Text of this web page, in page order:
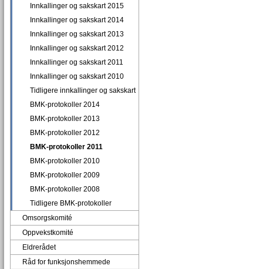
Innkallinger og sakskart 2015
Innkallinger og sakskart 2014
Innkallinger og sakskart 2013
Innkallinger og sakskart 2012
Innkallinger og sakskart 2011
Innkallinger og sakskart 2010
Tidligere innkallinger og sakskart
BMK-protokoller 2014
BMK-protokoller 2013
BMK-protokoller 2012
BMK-protokoller 2011
BMK-protokoller 2010
BMK-protokoller 2009
BMK-protokoller 2008
Tidligere BMK-protokoller
Omsorgskomité
Oppvekstkomité
Eldrerådet
Råd for funksjonshemmede